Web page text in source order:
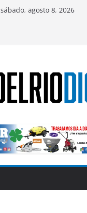
sábado, agosto 8, 2026